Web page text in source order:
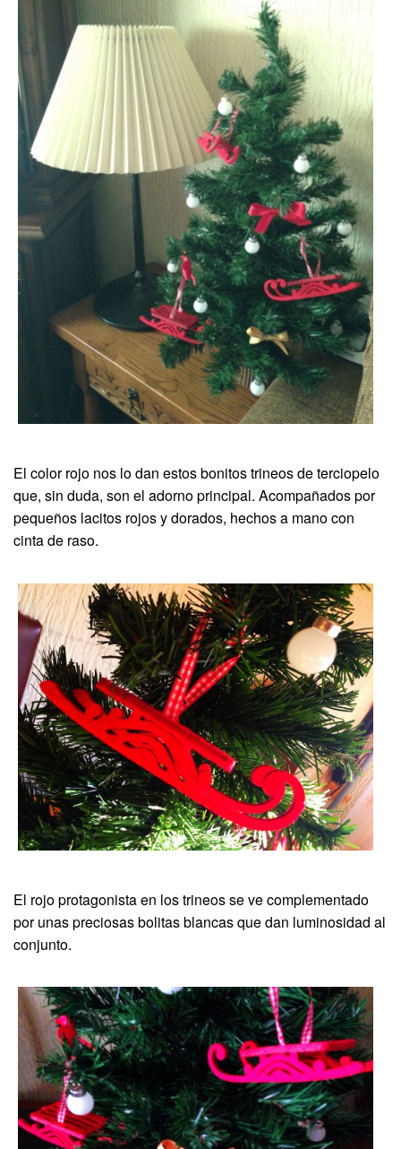
El color rojo nos lo dan estos bonitos trineos de terciopelo
que, sin duda, son el adorno principal. Acompañados por
pequeños lacitos rojos y dorados, hechos a mano con
cinta de raso.
El rojo protagonista en los trineos se ve complementado
por unas preciosas bolitas blancas que dan luminosidad al
conjunto.